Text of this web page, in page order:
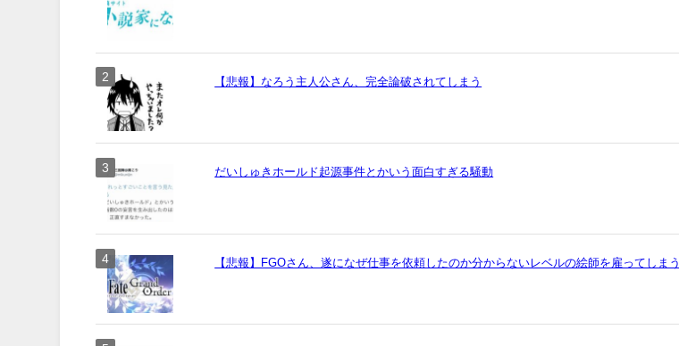
【悲報】なろう主人公さん、完全論破されてしまう
だいしゅきホールド起源事件とかいう面白すぎる騒動
【悲報】FGOさん、遂になぜ仕事を依頼したのか分からないレベルの絵師を雇ってしまう